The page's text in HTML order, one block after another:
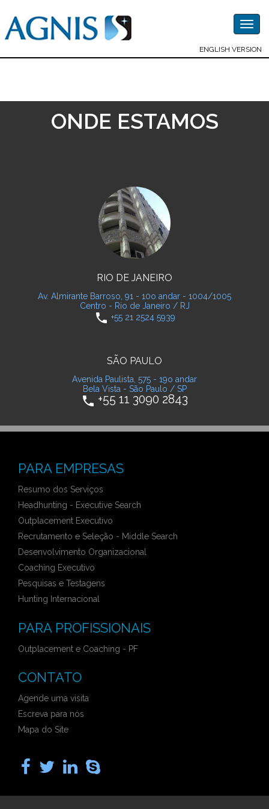
ENGLISH VERSION
ONDE ESTAMOS
RIO DE JANEIRO
Av. Almirante Barroso, 91 - 10o andar - 1004/1005
Centro - Rio de Janeiro / RJ
phone +55 21 2524 5939
SÃO PAULO
Avenida Paulista, 575 - 19o andar
Bela Vista - São Paulo / SP
phone +55 11 3090 2843
PARA EMPRESAS
Resumo dos Serviços
Headhunting - Executive Search
Outplacement Executivo
Recrutamento e Seleção - Middle Search
Desenvolvimento Organizacional
Coaching Executivo
Pesquisas e Testagens
Hunting Internacional
PARA PROFISSIONAIS
Outplacement e Coaching - PF
CONTATO
Agende uma visita
Escreva para nós
Mapa do Site